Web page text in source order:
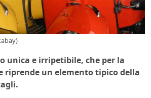
unica e irripetibile, che per la
riprende un elemento tipico della